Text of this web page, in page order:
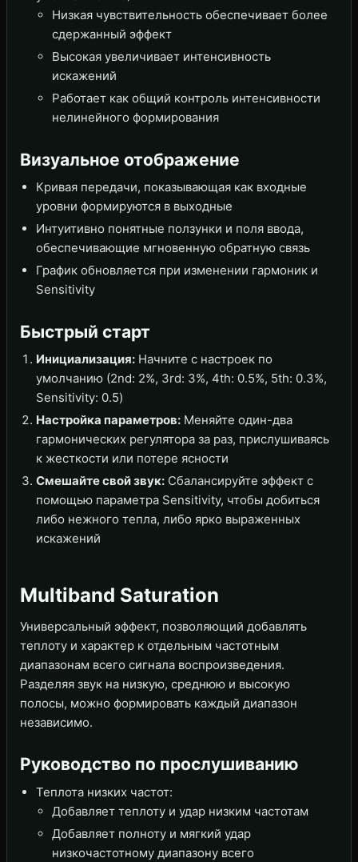
Низкая чувствительность обеспечивает более
сдержанный эффект
Высокая увеличивает интенсивность
искажений
Работает как общий контроль интенсивности
нелинейного формирования
Визуальное отображение
Кривая передачи, показывающая как входные
уровни формируются в выходные
Интуитивно понятные ползунки и поля ввода,
обеспечивающие мгновенную обратную связь
График обновляется при изменении гармоник и
Sensitivity
Быстрый старт
Инициализация: Начните с настроек по
умолчанию (2nd: 2%, 3rd: 3%, 4th: 0.5%, 5th: 0.3%,
Sensitivity: 0.5)
Настройка параметров: Меняйте один-два
гармонических регулятора за раз, прислушиваясь
к жесткости или потере ясности
Смешайте свой звук: Сбалансируйте эффект с
помощью параметра Sensitivity, чтобы добиться
либо нежного тепла, либо ярко выраженных
искажений
Multiband Saturation
Универсальный эффект, позволяющий добавлять
теплоту и характер к отдельным частотным
диапазонам всего сигнала воспроизведения.
Разделяя звук на низкую, среднюю и высокую
полосы, можно формировать каждый диапазон
независимо.
Руководство по прослушиванию
Теплота низких частот:
Добавляет теплоту и удар низким частотам
Добавляет полноту и мягкий удар
низкочастотному диапазону всего